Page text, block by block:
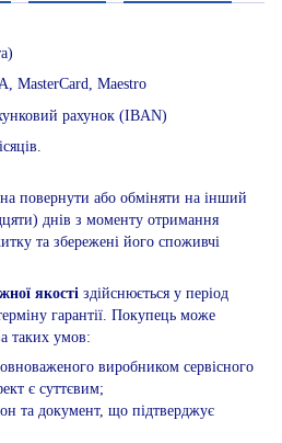
MasterCard, Maestro
рахунок (IBAN)
повернути або обміняти на інший
днів з моменту отримання
та збережені його споживчі
якості здійснюється у період
гарантії. Покупець може
таких умов:
виробником сервісного
є суттєвим;
та документ, що підтверджує